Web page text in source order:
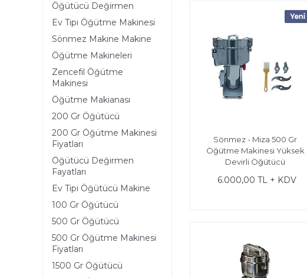
Öğütücü Değirmen
Ev Tipi Öğütme Makinesi
Sönmez Makine Makine
Öğütme Makineleri
Zencefil Öğütme
Makinesi
Öğütme Makianası
200 Gr Öğütücü
200 Gr Öğütme Makinesi
Fiyatları
Öğütücü Değirmen
Fayatları
Ev Tipi Öğütücü Makine
100 Gr Öğütücü
500 Gr Öğütücü
500 Gr Öğütme Makinesi
Fiyatları
1500 Gr Öğütücü
Sönmez - Miza 500 Gr
Öğütme Makinesi Yüksek
Devirli Öğütücü
6.000,00 TL + KDV